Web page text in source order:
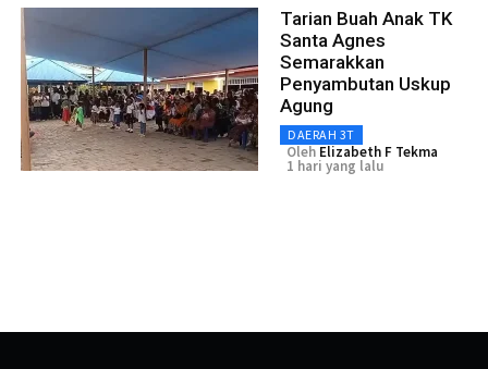
Tarian Buah Anak TK
Santa Agnes
Semarakkan
Penyambutan Uskup
Agung
DAERAH 3T
Oleh Elizabeth F Tekma
1 hari yang lalu